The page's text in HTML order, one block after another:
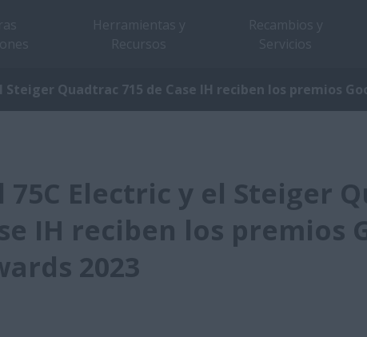
Steiger Quadtrac 715 de Case IH reciben los premios
75C Electric y el Steiger
IH reciben los premios
2023